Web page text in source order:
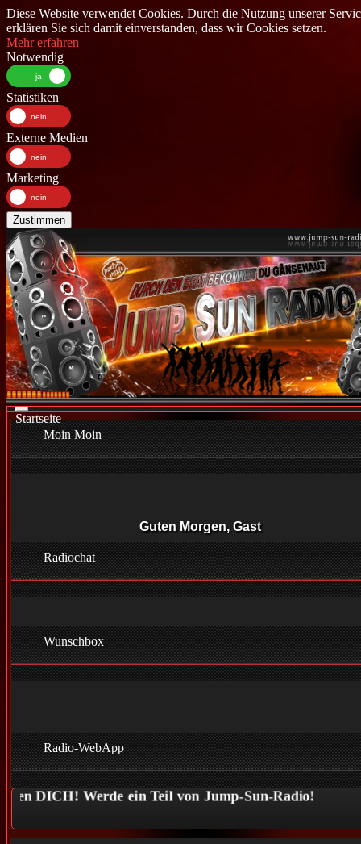
Diese Website verwendet Cookies. Durch die Nutzung unserer
erklären Sie sich damit einverstanden, dass wir Cookies setzen.
Mehr erfahren
Notwendig
Statistiken
Externe Medien
Marketing
Zustimmen
Toggle
navigation
Startseite
Moin Moin
Guten Morgen, Gast
Radiochat
Wunschbox
Radio-WebApp
DICH! Werde ein Teil von Jump-Sun-Radio!